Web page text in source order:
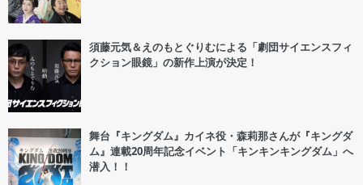
須藤元気＆えのもとぐりむによる「劇団サイエンスフィ
クション眼鏡」の新作上演が決定！
舞台『キングダム』カイネ役・森莉那さんが『キングダ
ム』連載20周年記念イベント「キンキンキングダム」へ
潜入！！